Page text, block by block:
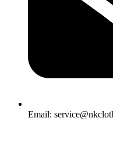
Email: